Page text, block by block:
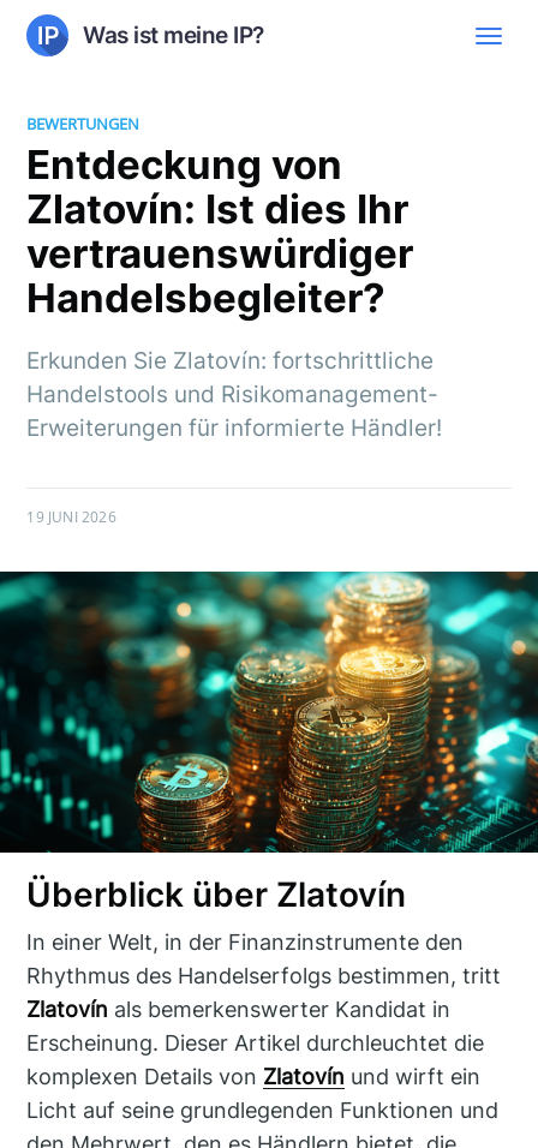
Was ist meine IP?
BEWERTUNGEN
Entdeckung von
Zlatovín: Ist dies Ihr
vertrauenswürdiger
Handelsbegleiter?
Erkunden Sie Zlatovín: fortschrittliche
Handelstools und Risikomanagement-
Erweiterungen für informierte Händler!
19 JUNI 2026
Überblick über Zlatovín
In einer Welt, in der Finanzinstrumente den
Rhythmus des Handelserfolgs bestimmen, tritt
Zlatovín als bemerkenswerter Kandidat in
Erscheinung. Dieser Artikel durchleuchtet die
komplexen Details von Zlatovín und wirft ein
Licht auf seine grundlegenden Funktionen und